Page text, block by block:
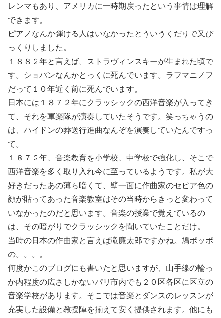
レンマもあり、アメリカに一時期戻ったという事情は理解
できます。
ピアノなんか弾ける人はいなかったとういうくだりで又び
っくりしました。
１８８２年と言えば、ストラヴィンスキーが生まれた頃で
す。ショパンなんかとっくに死んでいます。ラフマニノフ
だって１０年近く前に死んでいます。
日本には１８７２年にクラッシックの西洋音楽が入ってき
て、それを軍楽隊が演奏していたそうです。笑っちゃうの
は、ハイドンの葬送行進曲なんぞを演奏していたんですっ
て。
１８７２年、音楽教育を小学校、中学校で強化し、そこで
西洋音楽を多く取り入れ今に至っているようです。私が大
好きだったあの薄ら暗くて、壁一面に作曲家のセピア色の
顔が貼ってあった音楽教室はその当時からきっと変わって
いなかったのだと思います。音楽の授業で覚えているの
は、その暗がりでクラッシックを聞いていたことだけ。
当時の日本の作曲家と言えば滝廉太郎ですかね。鳩ポッポ
の。。。。
何度かこのブログにも書いたと思いますが、山手線の輪っ
か内程度の広さしかないパリ市内でも２０区各区に区立の
音楽学校があります。そこでは音楽とダンスのレッスンが
充実した設備と教授陣を揃えて安く提供されます。他にも